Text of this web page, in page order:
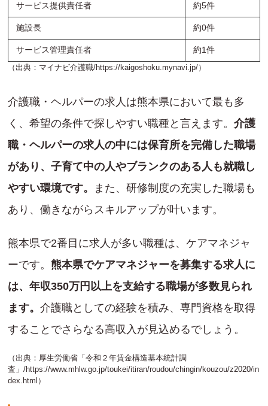
サービス提供責任者 約5件
施設長 約0件
サービス管理責任者
約1件
（出典：マイナビ介護職/https://kaigoshoku.mynavi.jp/）
介護職・ヘルパーの求人は熊本県において最も多
く、希望の条件で探しやすい職種と言えます。 介護
職・ヘルパーの求人の中には保育所を完備した職場
があり、子育て中の人やブランクのある人も就職し
やすい環境です。
また、研修制度の充実した職場も
あり、働きながらスキルアップが叶います。
熊本県で2番目に求人が多い職種は、ケアマネジャ
ーです。 熊本県でケアマネジャーを募集する求人に
は、年収350万円以上を支給する職場が多数見られ
ます。 介護職としての経験を積み、専門資格を取得
することでさらなる高収入が見込めるでしょう。
（出典：厚生労働省「令和２年賃金構造基本統計調
査」/https://www.mhlw.go.jp/toukei/itiran/roudou/chingin/kouzou/z2020/in
dex.html ）